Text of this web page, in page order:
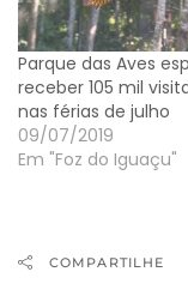
da natureza. A
ocorre pela
site da Fundação
Seven Wonders
), que não…
Parque das Aves
receber 105 mil
nas férias de julho
09/07/2019
Em "Foz do Iguaçu"
COMPARTILHE